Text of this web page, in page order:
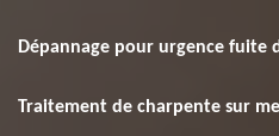
Dépannage pour urgence fuite
Traitement de charpente sur